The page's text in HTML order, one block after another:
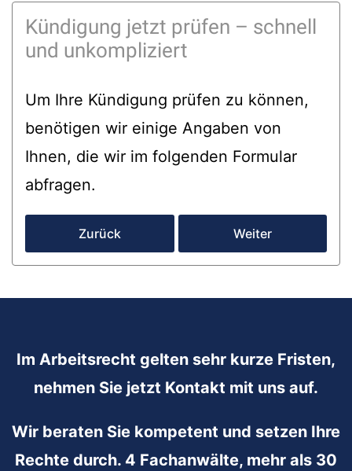
Kündigung jetzt prüfen – schnell
und unkompliziert
Um Ihre Kündigung prüfen zu können,
benötigen wir einige Angaben von
Ihnen, die wir im folgenden Formular
abfragen.
Zurück Weiter
Im Arbeitsrecht gelten sehr kurze Fristen,
nehmen Sie jetzt Kontakt mit uns auf.
Wir beraten Sie kompetent und setzen Ihre
Rechte durch. 4 Fachanwälte, mehr als 30